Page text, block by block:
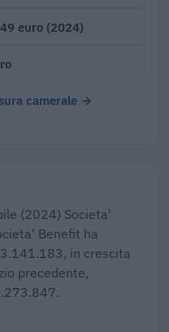
euro (2024)
camerale →
(2024) Societa'
Benefit ha
in crescita
precedente,